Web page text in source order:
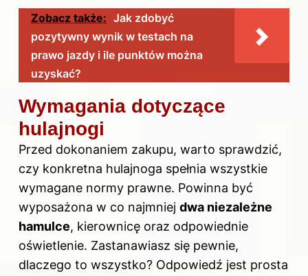
Zobacz także: Jak zdobyć
pozytywny wynik w testach na
prawo jazdy i ile punktów można
uzyskać?
Wymagania dotyczące
hulajnogi
Przed dokonaniem zakupu, warto sprawdzić,
czy konkretna hulajnoga spełnia wszystkie
wymagane normy prawne. Powinna być
wyposażona w co najmniej dwa niezależne
hamulce, kierownicę oraz odpowiednie
oświetlenie. Zastanawiasz się pewnie,
dlaczego to wszystko? Odpowiedź jest prosta